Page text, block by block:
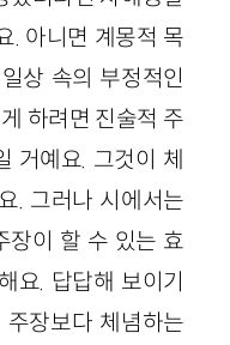
. 아니면 계몽적 목
상 속의 부정적인
게 하려면 진술적 주
거예요. 그것이 체
. 그러나 시에서는
장이 할 수 있는 효
요. 답답해 보이기
장보다 체념하는